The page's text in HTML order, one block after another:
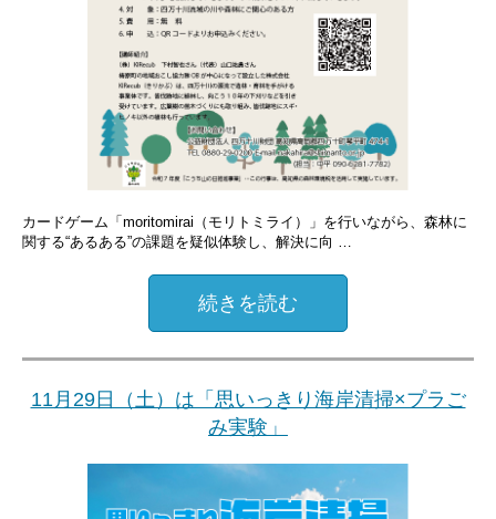
カードゲーム「moritomirai（モリトミライ）」を行いながら、森林に
関する“あるある”の課題を疑似体験し、解決に向 …
続きを読む
11月29日（土）は「思いっきり海岸清掃×プラご
み実験」